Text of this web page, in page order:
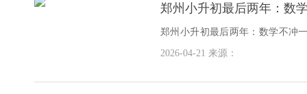
郑州小升初最后两年：数
想！
郑州小升初最后两年：数学不冲
年级就是小升初的冲刺期。这时
2026-04-21 来源：